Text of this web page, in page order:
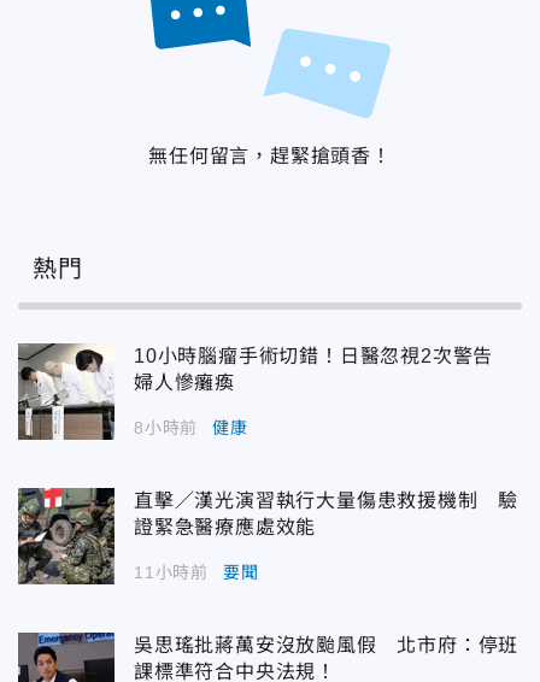
無任何留言，趕緊搶頭香！
熱門
10小時腦瘤手術切錯！日醫忽視2次警告
婦人慘癱瘓
8小時前 健康
直擊／漢光演習執行大量傷患救援機制 驗
證緊急醫療應處效能
11小時前 要聞
吳思瑤批蔣萬安沒放颱風假 北市府：停班
課標準符合中央法規！